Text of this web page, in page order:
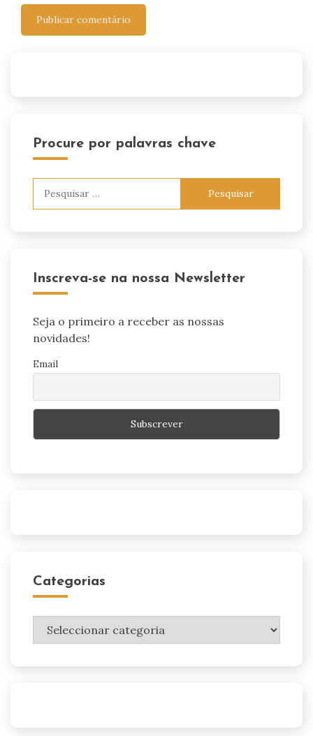
Procure por palavras chave
Inscreva-se na nossa Newsletter
Seja o primeiro a receber as nossas
novidades!
Email
Categorias
Categorias